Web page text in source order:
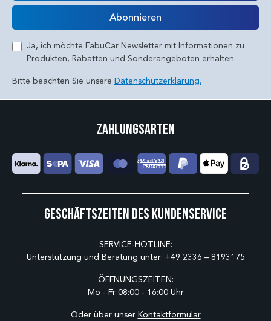
E-Mail
Abonnieren
Ja, ich möchte FabuCar Newsletter mit Informationen zu
Produkten, Rabatten und Sonderangeboten erhalten.
Bitte beachten Sie unsere Datenschutzerklärung.
Geschäftszeiten des Kundenservice
SERVICE-HOTLINE:
Unterstützung und Beratung unter: +49 2336 – 8193175
ÖFFNUNGSZEITEN:
Mo - Fr 08:00 - 16:00 Uhr
Oder über unser Kontaktformular
Zahlungsarten